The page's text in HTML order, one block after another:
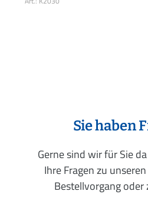
Sie haben
Gerne sind wir für Sie
Ihre Fragen zu
Bestellvorgang oder